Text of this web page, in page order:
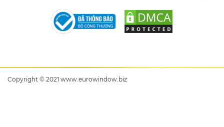
Copyright © 2021 www.eurowindow.biz